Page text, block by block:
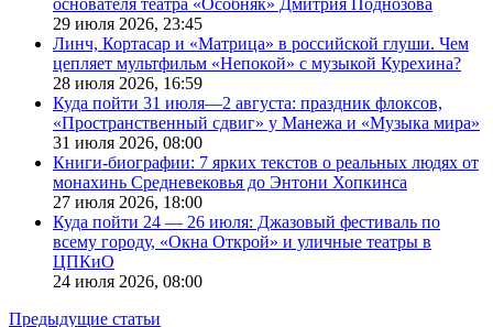
29 июля 2026, 23:45
Линч, Кортасар и «Матрица» в российской глуши. Чем
цепляет мультфильм «Непокой» с музыкой Курехина?
28 июля 2026, 16:59
Куда пойти 31 июля—2 августа: праздник флоксов,
«Пространственный сдвиг» у Манежа и «Музыка мира»
31 июля 2026, 08:00
Книги-биографии: 7 ярких текстов о реальных людях от
монахинь Средневековья до Энтони Хопкинса
27 июля 2026, 18:00
Куда пойти 24 — 26 июля: Джазовый фестиваль по
всему городу, «Окна Открой» и уличные театры в
ЦПКиО
24 июля 2026, 08:00
Предыдущие статьи